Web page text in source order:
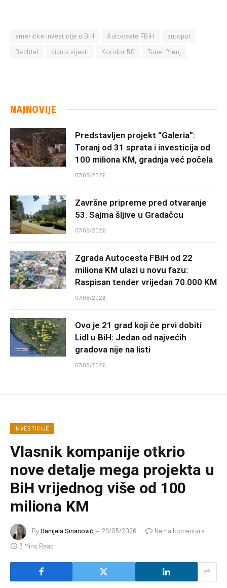
američke investicije u BiH Autoceste FBiH
autoput
Bechtel
biznis vijesti Koridor 5C Tunel Prenj
NAJNOVIJE
Predstavljen projekt “Galeria”:
Toranj od 31 sprata i investicija od
100 miliona KM, gradnja već počela
07/08/2026
Završne pripreme pred otvaranje
53. Sajma šljive u Gradačcu
07/08/2026
Zgrada Autocesta FBiH od 22
miliona KM ulazi u novu fazu:
Raspisan tender vrijedan 70.000 KM
07/08/2026
Ovo je 21 grad koji će prvi dobiti
Lidl u BiH: Jedan od najvećih
gradova nije na listi
07/08/2026
INVESTICIJE
Vlasnik kompanije otkrio
nove detalje mega projekta u
BiH vrijednog više od 100
miliona KM
ByDanijela Sinanović 29/05/2026
Nema komentara
3 Mins Read